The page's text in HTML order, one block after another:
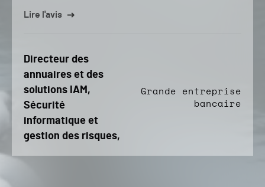
Lire l'avis
Directeur des
annuaires et des
solutions IAM,
Sécurité
informatique et
gestion des risques,
Grande entreprise
bancaire